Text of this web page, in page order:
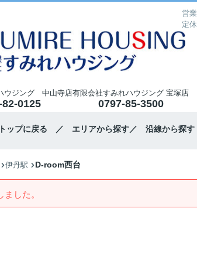
営
定
ウジング 中山寺店
0125
有限会社すみれハウジング 宝塚店
0797-85-3500
トップに戻る ／ エリアから探す／ 沿線から探す
伊丹駅 D-room西台
した。